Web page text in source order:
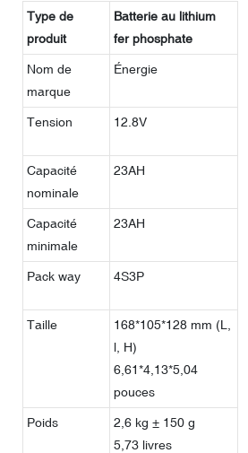
Type de
produit
Batterie au lithium
fer phosphate
Nom de
marque
Énergie
Tension 12.8V
Capacité
nominale
23AH
Capacité
minimale
23AH
Pack way 4S3P
Taille
168*105*128 mm (L,
l, H)
6,61*4,13*5,04
pouces
Poids
2,6 kg ± 150 g
5,73 livres